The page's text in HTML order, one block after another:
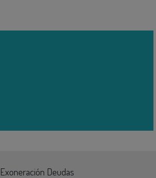
Exoneración Deudas